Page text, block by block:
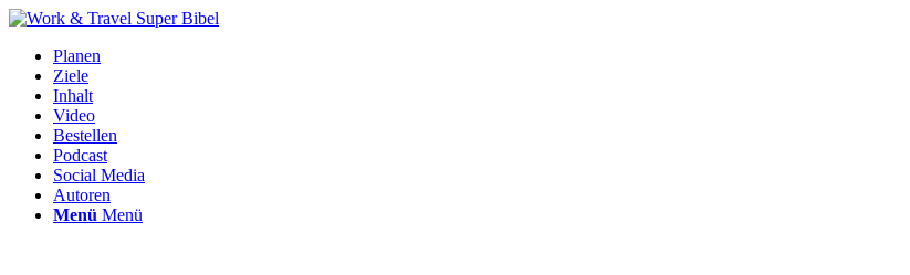
Planen
Ziele
Inhalt
Video
Bestellen
Podcast
Social Media
Autoren
Menü Menü